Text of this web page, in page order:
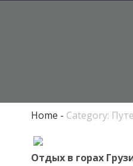
Home Category:
Отдых в горах